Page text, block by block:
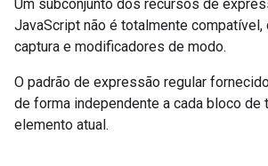
Um subconjunto dos recursos de
JavaScript não é totalmente
captura e modificadores de modo.
O padrão de expressão regular
de forma independente a cada bloco de
elemento atual.